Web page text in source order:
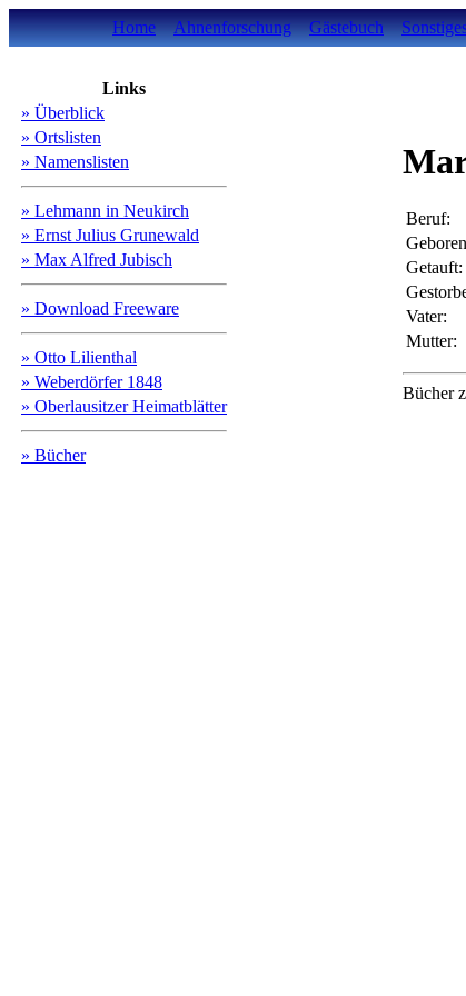
Home Ahnenforschung Gästebuch
Links
» Überblick
» Ortslisten
» Namenslisten
» Lehmann in Neukirch
» Ernst Julius Grunewald
» Max Alfred Jubisch
» Download Freeware
» Otto Lilienthal
» Weberdörfer 1848
» Oberlausitzer Heimatblätter
» Bücher
Beruf:
Getauft:
Vater:
Mutter:
Bücher